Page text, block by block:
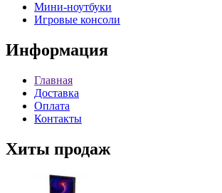
Мини-ноутбуки
Игровые консоли
Информация
Главная
Доставка
Оплата
Контакты
Хиты продаж